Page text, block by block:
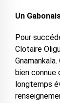
Un
Pour
Clotaire
bien connue
longtemps